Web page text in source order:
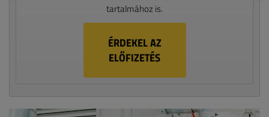
tartalmához is.
ÉRDEKEL AZ
ELŐFIZETÉS